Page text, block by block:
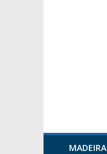
MADEIRA